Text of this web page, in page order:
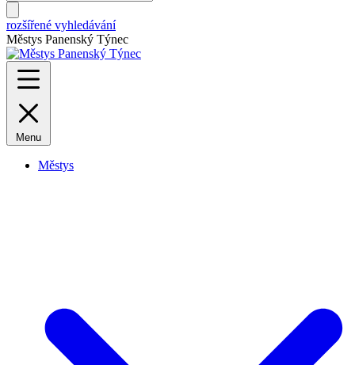
rozšířené vyhledávání
Městys Panenský Týnec
Menu
Městys